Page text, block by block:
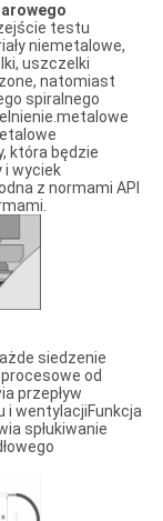
testu
niemetalowe,
uszczelki
natomiast
spiralnego
która będzie
wyciek
z normami API
siedzenie
od
przepływ
i wentylacjiFunkcja
spłukiwanie